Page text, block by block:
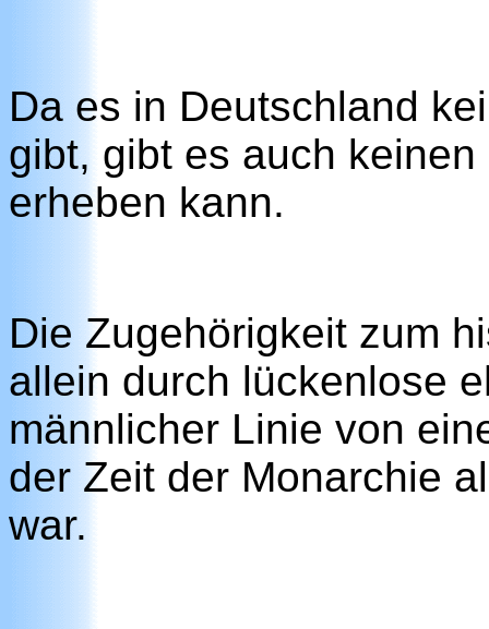
Da es in Deutschland
gibt, gibt es auch
erheben kann.
Die Zugehörigkeit zum
allein durch lückenlose
männlicher Linie von
der Zeit der Monarchie
war.